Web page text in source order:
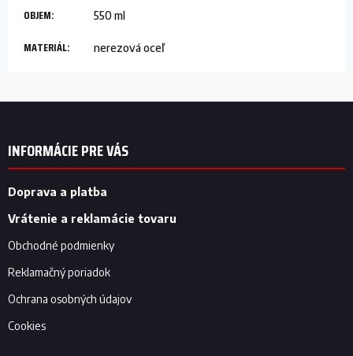
OBJEM: 550 ml
MATERIÁL: nerezová oceľ
Z
INFORMÁCIE PRE VÁS
Doprava a platba
Vrátenie a reklamácie tovaru
Obchodné podmienky
Reklamačný poriadok
Ochrana osobných údajov
Cookies